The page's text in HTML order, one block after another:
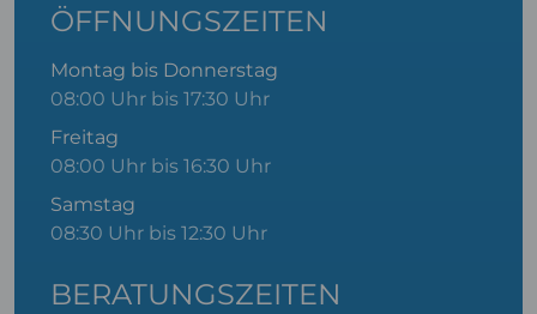
ÖFFNUNGSZEITEN
Montag bis Donnerstag
08:00 Uhr bis 17:30 Uhr
Freitag
08:00 Uhr bis 16:30 Uhr
Samstag
08:30 Uhr bis 12:30 Uhr
BERATUNGSZEITEN